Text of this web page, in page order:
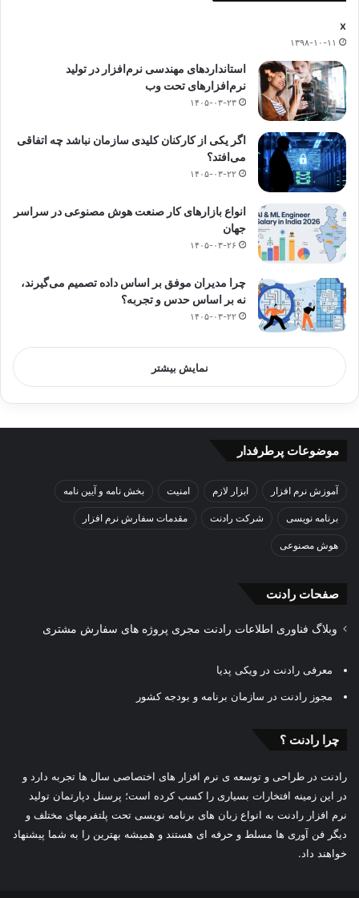
x
۱۳۹۸-۱۰-۱۱
استانداردهای مهندسی نرم‌افزار در تولید
نرم‌افزارهای تحت وب
۱۴۰۵-۰۳-۲۳
اگر یکی از کارکنان کلیدی سازمان نباشد چه اتفاقی
می‌افتد؟
۱۴۰۵-۰۳-۲۲
انواع بازارهای کار صنعت هوش مصنوعی در سراسر
جهان
۱۴۰۵-۰۳-۲۶
چرا مدیران موفق بر اساس داده تصمیم می‌گیرند،
نه بر اساس حدس و تجربه؟
۱۴۰۵-۰۳-۲۲
نمایش بیشتر
موضوعات پرطرفدار
آموزش نرم افزار ابزار لازم امنیت بخش نامه و آیین نامه
برنامه نویسی شرکت رادنت مقدمات سفارش نرم افزار
هوش مصنوعی
صفحات رادنت
وبلاگ فناوری اطلاعات رادنت مجری پروژه های سفارش مشتری
معرفی رادنت در ویکی پدیا
مجوز رادنت در سازمان برنامه و بودجه کشور
چرا رادنت ؟
رادنت در طراحی و توسعه ی نرم افزار های اختصاصی سال ها تجربه دارد و
در این زمینه افتخارات بسیاری را کسب کرده است؛ پرسنل دپارتمان تولید
نرم افزار رادنت به انواع زبان های برنامه نویسی تحت پلتفرمهای مختلف و
دیگر فن آوری ها مسلط و حرفه ای هستند و همیشه بهترین را به شما پیشنهاد
خواهند داد.